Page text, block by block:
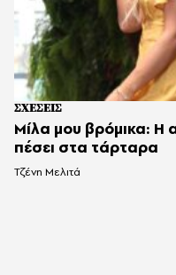
ΣΧΕΣΕΙΣ
Μίλα μου βρόμικα: Η
πέσει στα τάρταρα
Τζένη Μελιτά